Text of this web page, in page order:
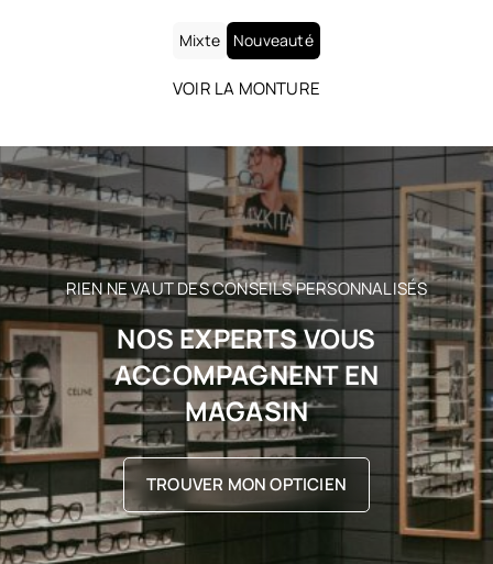
VOIR LA MONTURE
RIEN NE VAUT DES CONSEILS PERSONNALISÉS
NOS EXPERTS VOUS
ACCOMPAGNENT EN
MAGASIN
TROUVER MON OPTICIEN